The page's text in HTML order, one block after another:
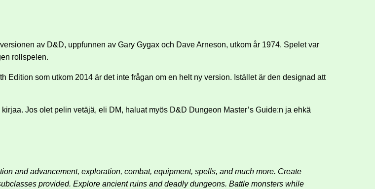
av D&D, uppfunnen av Gary Gygax och Dave Arneson, utkom år 1974. Spelet var
rollspelen.
som utkom 2014 är det inte frågan om en helt ny version. Istället är den designad att
Jos olet pelin vetäjä, eli DM, haluat myös D&D Dungeon Master’s Guide:n ja ehkä
and advancement, exploration, combat, equipment, spells, and much more. Create
provided. Explore ancient ruins and deadly dungeons. Battle monsters while